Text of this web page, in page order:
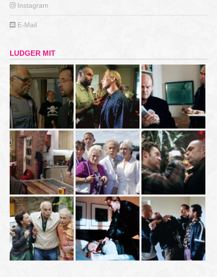
Instagram
E-Mail
LUDGER MIT